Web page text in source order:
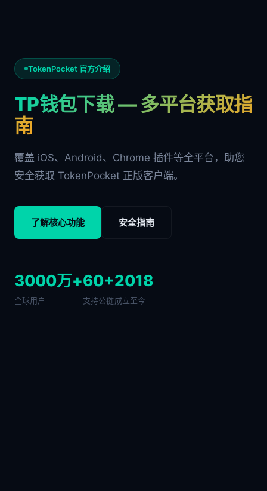
TokenPocket 官方介绍
TP钱包下载 — 多平台获取指
南
覆盖 iOS、Android、Chrome 插件等全平台，助您
安全获取 TokenPocket 正版客户端。
了解核心功能 安全指南
3000万+
全球用户
60+
支持公链
2018
成立至今